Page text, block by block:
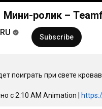
Мини-ролик –
Subscribe
поиграть при свете
с 2:10 AM Animation |